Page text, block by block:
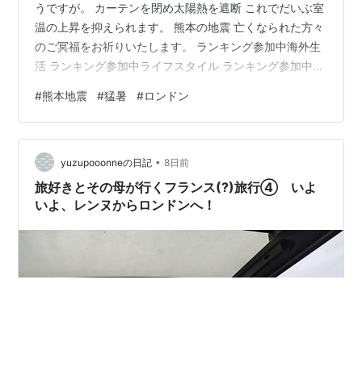
うですが。 カーテンを閉め太陽熱を遮断 これでだいぶ室
温の上昇を抑えられます。 熊本の地震 亡くなられた方々
のご冥福をお祈りいたします。 ランキング参加中海外生
活 ランキング参加中ライフスタイル ランキング参加中健
#熊本地震 #猛暑 #ロンドン
yuzupooonneの日記 • 8日前
旅好きとその母が行くフランス(?)旅行④ いよ
いよ、レンヌからロンドンへ！